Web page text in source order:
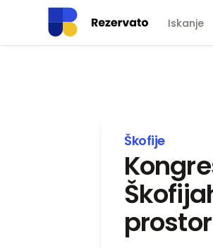
Iskanje
Škofije